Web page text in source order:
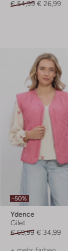
€ 54,99 € 26,99
-50%
Ydence
Gilet
€ 69,99 € 34,99